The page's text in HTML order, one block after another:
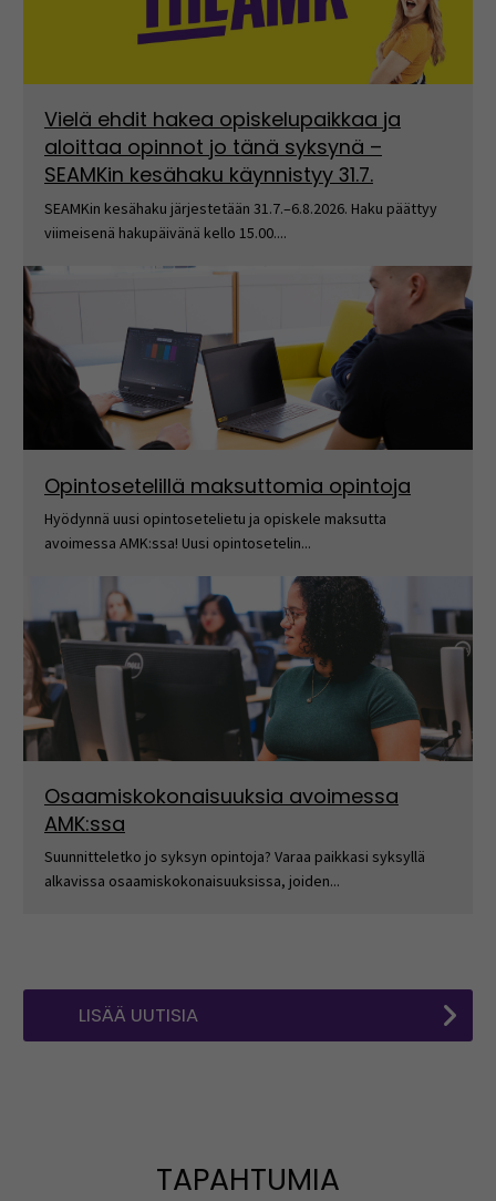
Vielä ehdit hakea opiskelupaikkaa ja
aloittaa opinnot jo tänä syksynä –
SEAMKin kesähaku käynnistyy 31.7.
SEAMKin kesähaku järjestetään 31.7.–6.8.2026. Haku päättyy
viimeisenä hakupäivänä kello 15.00....
Opintosetelillä maksuttomia opintoja
Hyödynnä uusi opintosetelietu ja opiskele maksutta
avoimessa AMK:ssa! Uusi opintosetelin...
Osaamiskokonaisuuksia avoimessa
AMK:ssa
Suunnitteletko jo syksyn opintoja? Varaa paikkasi syksyllä
alkavissa osaamiskokonaisuuksissa, joiden...
LISÄÄ UUTISIA
TAPAHTUMIA